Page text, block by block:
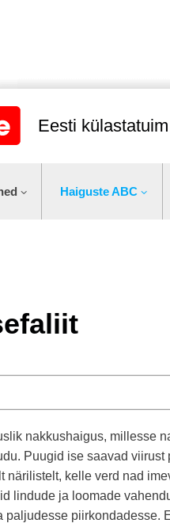
Eesti
Haiguste ABC
nakkushaigus, millesse
Puugid ise saavad viirust
närilistelt, kelle verd nad
lindude ja loomade
paljudesse piirkondadesse.